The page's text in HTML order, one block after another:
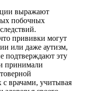
выражают
побочных
прививки могут
или даже аутизм,
подтверждают эту
принимали
врачами, учитывая